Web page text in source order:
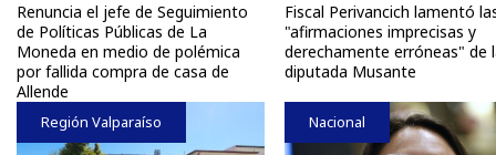
Renuncia el jefe de Seguimiento
de Políticas Públicas de La
Moneda en medio de polémica
por fallida compra de casa de
Allende
Fiscal Perivancich lamentó
"afirmaciones imprecisas y
derechamente erróneas" de
diputada Musante
Región Valparaíso Nacional